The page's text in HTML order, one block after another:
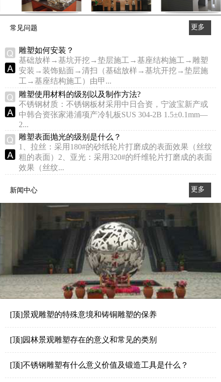
常见问题
更多
雕塑如何安装？
基础放样→基坑开挖→垫层施工→基座结构施工→雕塑
安装→装饰贴面→清扫（基础放样→基坑开挖→垫层施
工→基座结构施工）由甲...
雕塑使用材料的级别以及制作方法?
不锈钢材质：不锈钢板材采用中日合资，宁波宝新产或
中韩合资张家港浦项产冷轧板SUS 304-2B 1.5±0.1mm—
2...
雕塑表面抛光的级别是什么？
1、拉丝：采用180#的砂纸轮片打磨成的表面效果（丝纹
粗的表面）2、亚光：采用320#的纤维轮片打磨成的表面
效果（丝纹...
新闻中心
更多
>>
[顶]景观雕塑的特殊意境和铸铜雕塑的保养
[顶]园林景观雕塑存在的意义和常见的类别
[顶]不锈钢雕塑有什么意义价值及锻造工具是什么？